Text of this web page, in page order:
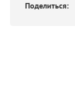
Поделиться: